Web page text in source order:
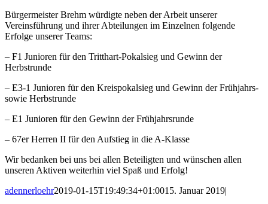
Bürgermeister Brehm würdigte neben der Arbeit unserer
Vereinsführung und ihrer Abteilungen im Einzelnen folgende
Erfolge unserer Teams:
– F1 Junioren für den Tritthart-Pokalsieg und Gewinn der
Herbstrunde
– E3-1 Junioren für den Kreispokalsieg und Gewinn der Frühjahrs-
sowie Herbstrunde
– E1 Junioren für den Gewinn der Frühjahrsrunde
– 67er Herren II für den Aufstieg in die A-Klasse
Wir bedanken bei uns bei allen Beteiligten und wünschen allen
unseren Aktiven weiterhin viel Spaß und Erfolg!
adennerloehr2019-01-15T19:49:34+01:0015. Januar 2019|